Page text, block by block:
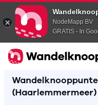
NodeMapp BV
GRATIS - In
(Haarlemmermeer)